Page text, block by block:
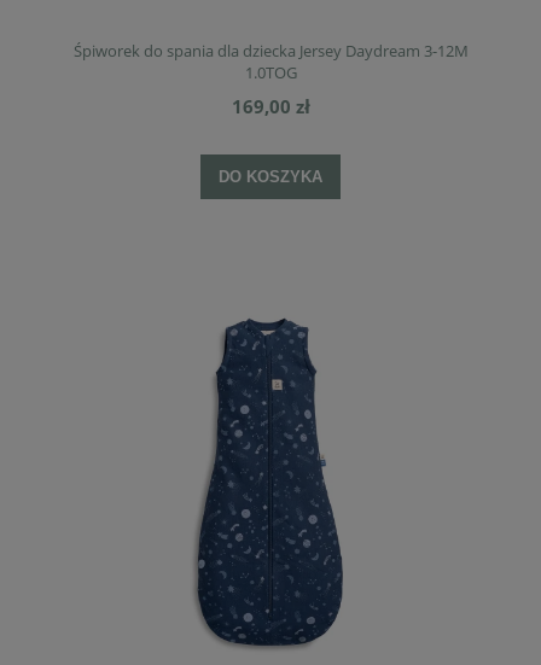
Śpiworek do spania dla dziecka Jersey Daydream 3-12M
1.0TOG
169,00 zł
DO KOSZYKA